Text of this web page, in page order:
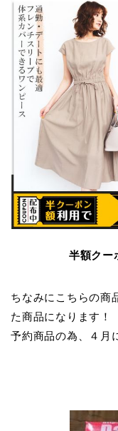
半額クー
ちなみにこちらの商
た商品になります！
予約商品の為、４月